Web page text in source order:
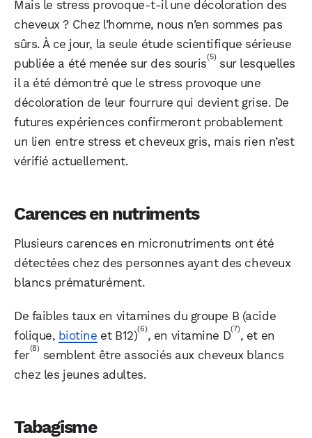
Mais le stress provoque-t-il une décoloration des
cheveux ? Chez l’homme, nous n’en sommes pas
sûrs. À ce jour, la seule étude scientifique sérieuse
publiée a été menée sur des souris(5) sur lesquelles
il a été démontré que le stress provoque une
décoloration de leur fourrure qui devient grise. De
futures expériences confirmeront probablement
un lien entre stress et cheveux gris, mais rien n’est
vérifié actuellement.
Carences en nutriments
Plusieurs carences en micronutriments ont été
détectées chez des personnes ayant des cheveux
blancs prématurément.
De faibles taux en vitamines du groupe B (acide
folique, biotine et B12)(6), en vitamine D(7), et en
fer(8) semblent être associés aux cheveux blancs
chez les jeunes adultes.
Tabagisme
LinkedIn